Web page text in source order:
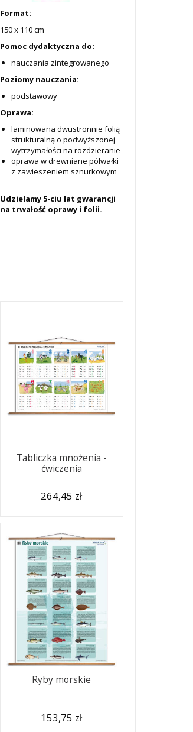
Format:
150 x 110 cm
Pomoc dydaktyczna do:
nauczania zintegrowanego
Poziomy nauczania:
podstawowy
Oprawa:
laminowana dwustronnie folią
strukturalną o podwyższonej
wytrzymałości na rozdzieranie
oprawa w drewniane półwałki
z zawieszeniem sznurkowym
Udzielamy 5-ciu lat gwarancji
na trwałość oprawy i folii.
Tabliczka mnożenia -
ćwiczenia
264,45 zł
Ryby morskie
153,75 zł